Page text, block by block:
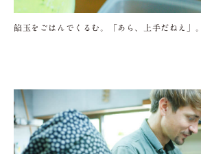
餡玉をごはんでくるむ。「あら、上手だねえ」。